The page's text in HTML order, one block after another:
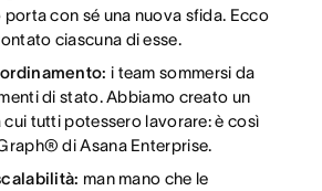
con sé una nuova sfida. Ecco
ciascuna di esse.
i team sommersi da
di stato. Abbiamo creato un
tutti potessero lavorare: è così
di Asana Enterprise.
man mano che le